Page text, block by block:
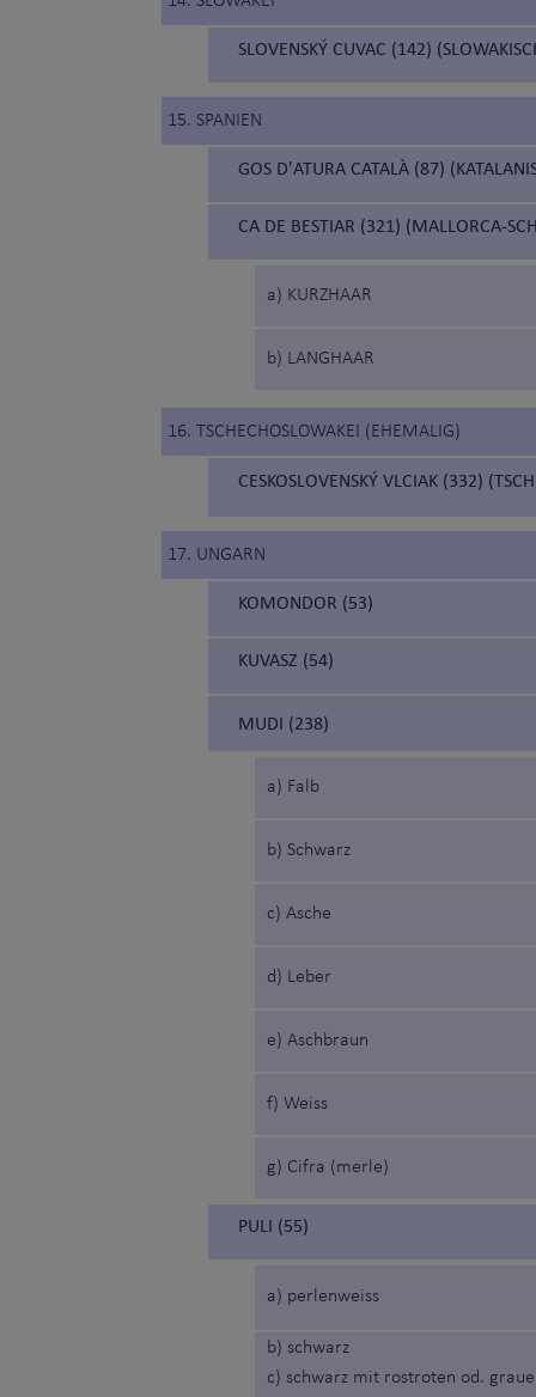
SLOVENSKÝ CUVAC (142)
15. SPANIEN
GOS D'ATURA CATALÀ (87)
CA DE BESTIAR (321) (MALLORCA-
a) KURZHAAR
b) LANGHAAR
16. TSCHECHOSLOWAKEI (EHEMALIG)
CESKOSLOVENSKÝ VLCIAK (332)
17. UNGARN
KOMONDOR (53)
KUVASZ (54)
MUDI (238)
a) Falb
b) Schwarz
c) Asche
d) Leber
e) Aschbraun
f) Weiss
g) Cifra (merle)
PULI (55)
a) perlenweiss
b) schwarz
c) schwarz mit rostroten od.